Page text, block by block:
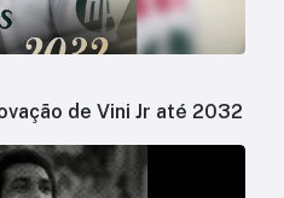
de Vini Jr até 2032